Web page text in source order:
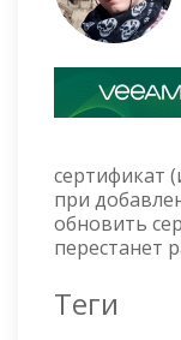
сертификат
при
обновить
перестанет
Теги